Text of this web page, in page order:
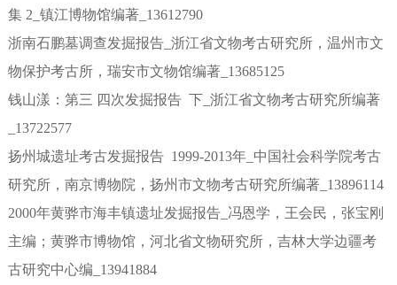
集 2_镇江博物馆编著_13612790
浙南石鹏墓调查发掘报告_浙江省文物考古研究所，温州市文
物保护考古所，瑞安市文物馆编著_13685125
钱山漾：第三 四次发掘报告 下_浙江省文物考古研究所编著
_13722577
扬州城遗址考古发掘报告 1999-2013年_中国社会科学院考古
研究所，南京博物院，扬州市文物考古研究所编著_13896114
2000年黄骅市海丰镇遗址发掘报告_冯恩学，王会民，张宝刚
主编；黄骅市博物馆，河北省文物研究所，吉林大学边疆考
古研究中心编_13941884